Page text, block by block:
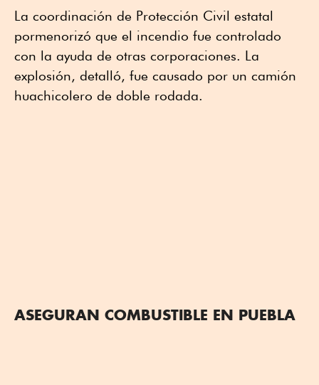
La coordinación de Protección Civil estatal
pormenorizó que el incendio fue controlado
con la ayuda de otras corporaciones. La
explosión, detalló, fue causado por un camión
huachicolero de doble rodada.
ASEGURAN COMBUSTIBLE EN PUEBLA